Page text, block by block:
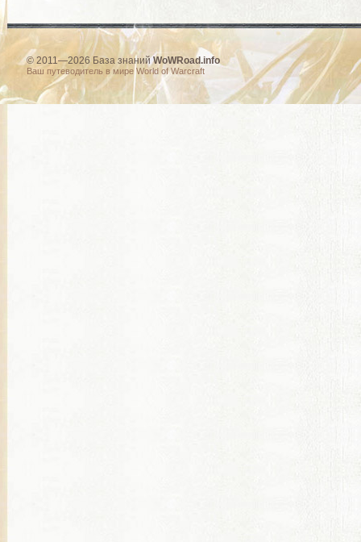
© 2011—2026 База знанийWoWRoad.info
Ваш путеводитель в мире World of Warcraft